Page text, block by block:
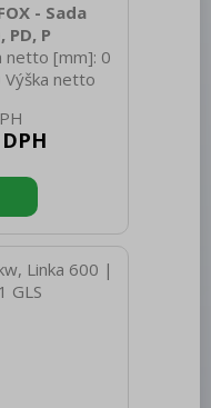
- Sada
P
netto [mm]: 0
netto
brutto [mm]:
Hmotnost